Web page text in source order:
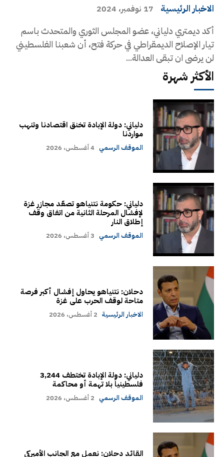
الاخبار الرئيسية 17 نوفمبر، 2024
أكد ديمتري دلياني، عضو المجلس الثوري والمتحدث باسم
تيار الإصلاح الديمقراطي في حركة فتح، أن شعبنا الفلسطيني
لن يرضى ان تبقى العدالة...
الأكثر شهرة
دلياني: دولة الإبادة تخنق اقتصادنا وتنهب
مواردنا
الموقف الرسمي 4 أغسطس، 2026
دلياني: حكومة نتنياهو تصعّد مجازر غزة
لإفشال المرحلة الثانية من اتفاق وقف
إطلاق النار
الموقف الرسمي 3 أغسطس، 2026
دحلان: نتنياهو يحاول إفشال أكبر فرصة
متاحة لوقف الحرب على غزة
الاخبار الرئيسية 2 أغسطس، 2026
دلياني: دولة الإبادة تختطف 3,244
فلسطينياً بلا تهمة أو محاكمة
الموقف الرسمي 2 أغسطس، 2026
القائد دحلان: نعمل مع الجانب الأميركي